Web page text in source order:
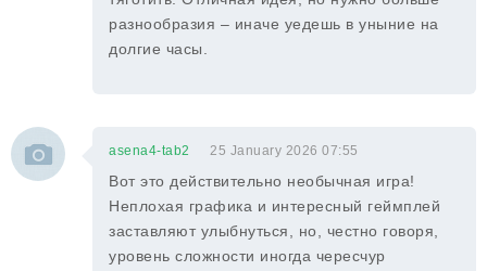
разнообразия – иначе уедешь в уныние на
долгие часы.
asena4-tab2 25 January 2026 07:55
Вот это действительно необычная игра!
Неплохая графика и интересный геймплей
заставляют улыбнуться, но, честно говоря,
уровень сложности иногда чересчур